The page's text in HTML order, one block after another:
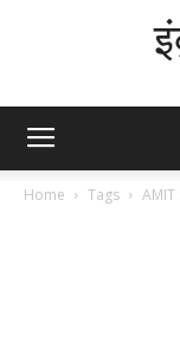
Home Tags AMIT